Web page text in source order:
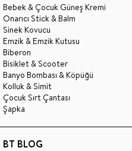
Bebek & Çocuk Güneş Kremi
Onarıcı Stick & Balm
Sinek Kovucu
Emzik & Emzik Kutusu
Biberon
Bisiklet & Scooter
Banyo Bombası & Köpüğü
Kolluk & Simit
Çocuk Sırt Çantası
Şapka
BT BLOG